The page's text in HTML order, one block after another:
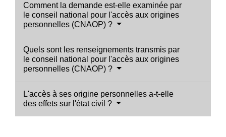
Comment la demande est-elle examinée par
le conseil national pour l'accès aux origines
personnelles (CNAOP) ?
Quels sont les renseignements transmis par
le conseil national pour l'accès aux origines
personnelles (CNAOP) ?
L'accès à ses origine personnelles a-t-elle
des effets sur l'état civil ?